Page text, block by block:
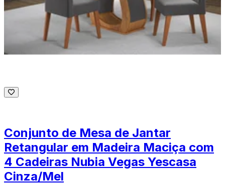
Conjunto de Mesa de Jantar
Retangular em Madeira Maciça com
4 Cadeiras Nubia Vegas Yescasa
Cinza/Mel